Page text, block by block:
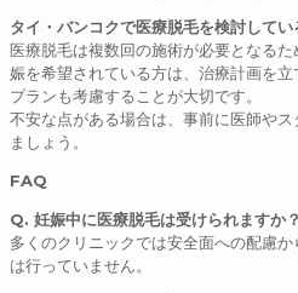
タイ・バンコクで医療脱毛を検討してい
医療脱毛は複数回の施術が必要となる
娠を希望されている方は、治療計画を立
プランも考慮することが大切です。
不安な点がある場合は、事前に医師やス
ましょう。
FAQ
Q. 妊娠中に医療脱毛は受けられますか？
多くのクリニックでは安全面への配慮
は行っていません。